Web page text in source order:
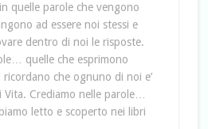
quelle parole che vengono
ad essere noi stessi e
dentro di noi le risposte.
quelle che esprimono
ricordano che ognuno di noi e’
Vita. Crediamo nelle parole…
letto e scoperto nei libri